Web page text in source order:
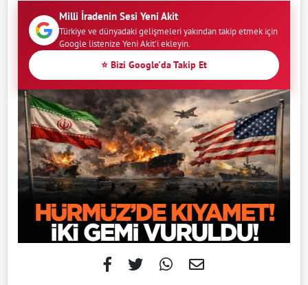
Milli İradenin Sesi Yeni Akit
Türkiye ve dünyadaki gelişmeleri yakından takip etmek için
Google listenize Yeni Akit'i ekleyin.
⭐ Bizi Google'da Takip Et